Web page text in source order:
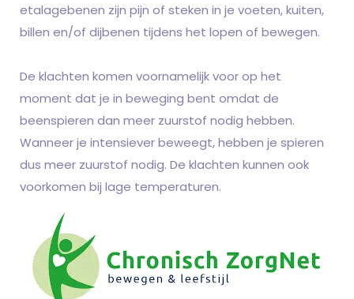
etalagebenen zijn pijn of steken in je voeten, kuiten,
billen en/of dijbenen tijdens het lopen of bewegen.
De klachten komen voornamelijk voor op het
moment dat je in beweging bent omdat de
beenspieren dan meer zuurstof nodig hebben.
Wanneer je intensiever beweegt, hebben je spieren
dus meer zuurstof nodig. De klachten kunnen ook
voorkomen bij lage temperaturen.